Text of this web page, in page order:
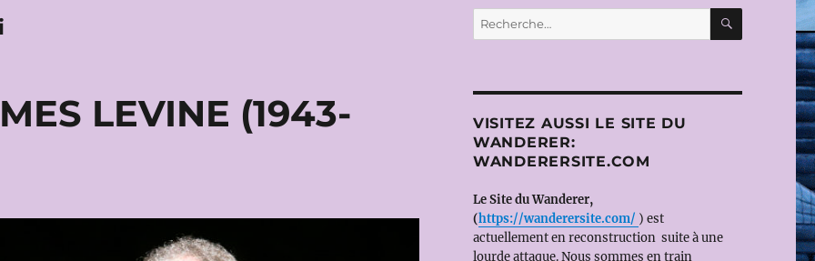
LEVINE (1943-
Recherche
pour :
VISITEZ AUSSI LE SITE DU
WANDERER:
WANDERERSITE.COM
Le Site du Wanderer,
(https://wanderersite.com/ ) est
actuellement en reconstruction suite à une
lourde attaque. Nous sommes en train